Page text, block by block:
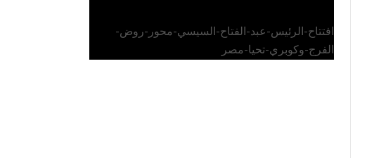
افتتاح-الرئيس-عبد-الفتاح-السيسي-محور-روض-
الفرج-وكوبري-تحيا-مصر